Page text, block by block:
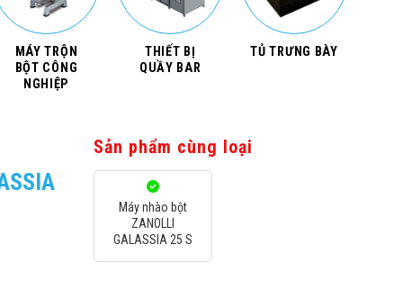
MÁY TRỘN
BỘT CÔNG
NGHIỆP
THIẾT BỊ
QUẦY BAR
TỦ TRƯNG BÀY
Sản phẩm cùng loại
Máy nhào bột
ZANOLLI
GALASSIA 25 S